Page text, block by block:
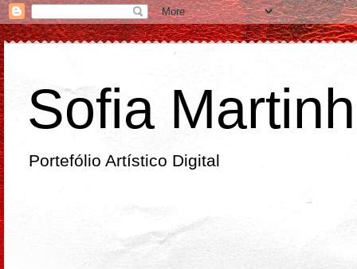
Sofia
Portefólio Artístico Digital